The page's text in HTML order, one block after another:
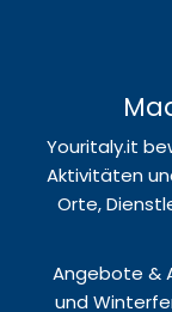
Youritaly.it
Aktivitäten
Orte,
Angebote &
und